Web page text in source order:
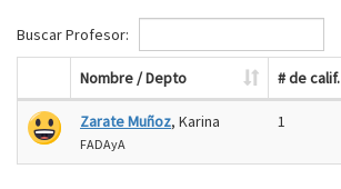
Buscar Profesor:
Nombre / Depto # de calif.
Zarate Muñoz, Karina
FADAyA
1